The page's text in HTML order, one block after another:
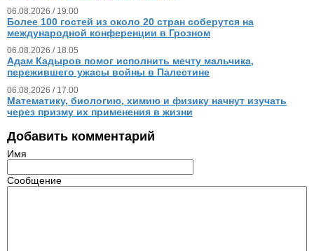
06.08.2026 / 19.00
Более 100 гостей из около 20 стран соберутся на
международной конференции в Грозном
06.08.2026 / 18.05
Адам Кадыров помог исполнить мечту мальчика,
пережившего ужасы войны в Палестине
06.08.2026 / 17.00
Математику, биологию, химию и физику начнут изучать
через призму их применения в жизни
Добавить комментарий
Имя
Сообщение